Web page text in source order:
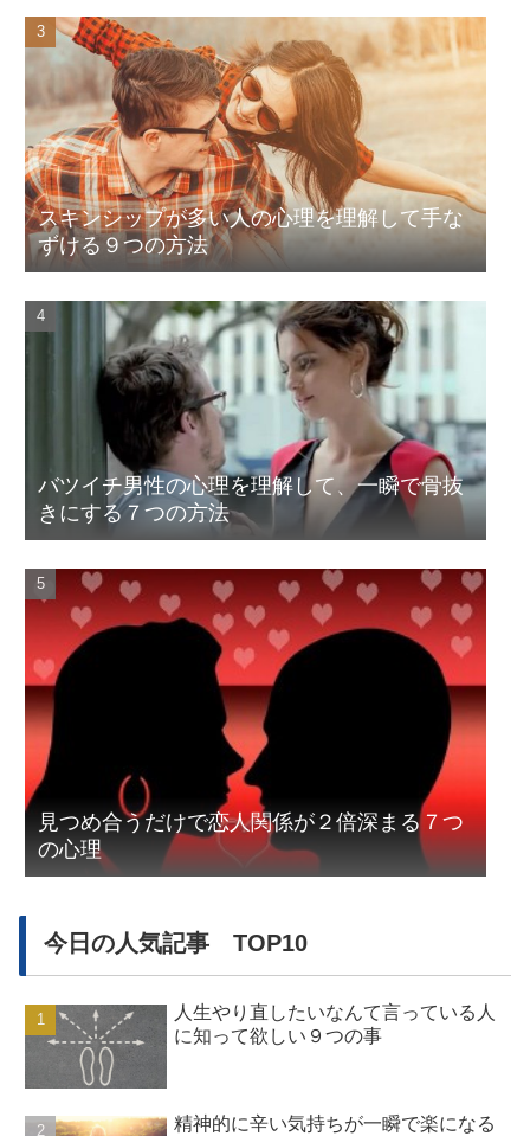
スキンシップが多い人の心理を理解して手な
ずける９つの方法
バツイチ男性の心理を理解して、一瞬で骨抜
きにする７つの方法
見つめ合うだけで恋人関係が２倍深まる７つ
の心理
今日の人気記事 TOP10
人生やり直したいなんて言っている人
に知って欲しい９つの事
精神的に辛い気持ちが一瞬で楽になる